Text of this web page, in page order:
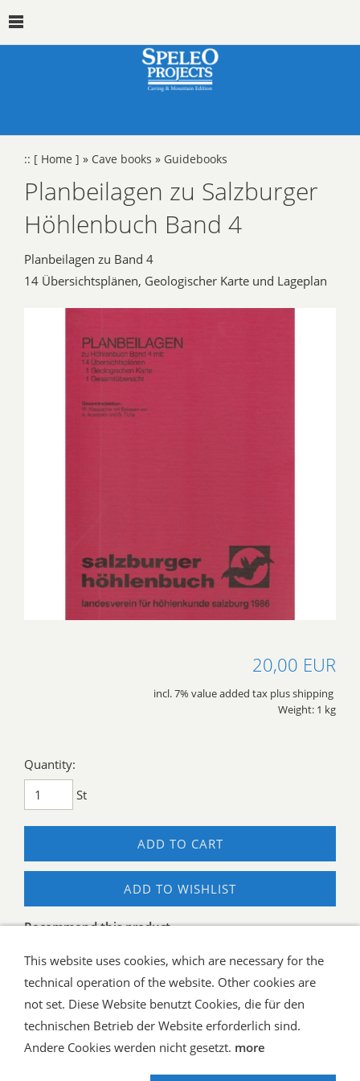
:: [ Home ] » Cave books » Guidebooks
Planbeilagen zu Salzburger
Höhlenbuch Band 4
Planbeilagen zu Band 4
14 Übersichtsplänen, Geologischer Karte und Lageplan
20,00 EUR
incl. 7% value added tax plus shipping
Weight: 1 kg
Quantity:
St
ADD TO CART
ADD TO WISHLIST
Recommend this product
Shipping and Payment
AGB / Terms
Widerrufsrecht
Datenschutz
Verbraucherhinweise
Contact us
Hilfe
This website uses cookies, which are necessary for the
technical operation of the website. Other cookies are
not set. Diese Website benutzt Cookies, die für den
technischen Betrieb der Website erforderlich sind.
Andere Cookies werden nicht gesetzt. more